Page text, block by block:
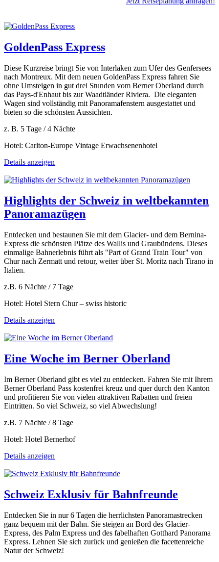
GoldenPass Express
Diese Kurzreise bringt Sie von Interlaken zum Ufer des Genfersees
nach Montreux. Mit dem neuen GoldenPass Express fahren Sie
ohne Umsteigen in gut drei Stunden vom Berner Oberland durch
das Pays-d'Enhaut bis zur Waadtländer Riviera. Die eleganten
Wagen sind vollständig mit Panoramafenstern ausgestattet und
bieten so die schönsten Aussichten.
z. B. 5 Tage / 4 Nächte
Hotel: Carlton-Europe Vintage Erwachsenenhotel
Details anzeigen
Highlights der Schweiz in weltbekannten
Panoramazügen
Entdecken und bestaunen Sie mit dem Glacier- und dem Bernina-
Express die schönsten Plätze des Wallis und Graubündens. Dieses
einmalige Bahnerlebnis führt als "Part of Grand Train Tour" von
Chur nach Zermatt und retour, weiter über St. Moritz nach Tirano in
Italien.
z.B. 6 Nächte / 7 Tage
Hotel: Hotel Stern Chur – swiss historic
Details anzeigen
Eine Woche im Berner Oberland
Im Berner Oberland gibt es viel zu entdecken. Fahren Sie mit Ihrem
Berner Oberland Pass kostenfrei kreuz und quer durch den Kanton
und profitieren Sie von vielen attraktiven Rabatten und freien
Eintritten. So viel Schweiz, so viel Abwechslung!
z.B. 7 Nächte / 8 Tage
Hotel: Hotel Bernerhof
Details anzeigen
Schweiz Exklusiv für Bahnfreunde
Entdecken Sie in nur 6 Tagen die herrlichsten Panoramastrecken
ganz bequem mit der Bahn. Sie steigen an Bord des Glacier-
Express, des Palm Express und des fabelhaften Gotthard Panorama
Express. Lehnen Sie sich zurück und genießen die facettenreiche
Natur der Schweiz!